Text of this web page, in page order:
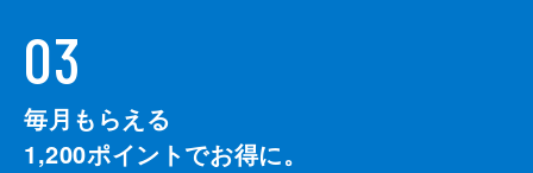
03
毎月もらえる
1,200ポイントでお得に。